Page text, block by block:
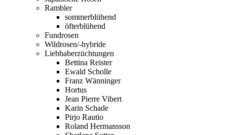
Rambler
sommerblühend
öfterblühend
Fundrosen
Wildrosen/-hybride
Liebhaberzüchtungen
Bettina Reister
Ewald Scholle
Franz Wänninger
Hortus
Jean Pierre Vibert
Karin Schade
Pirjo Rautio
Roland Hermansson